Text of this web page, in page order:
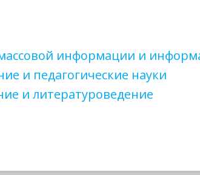
массовой информации и
и педагогические науки
и литературоведение